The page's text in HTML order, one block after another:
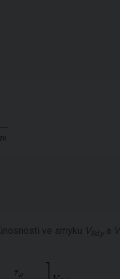
ve smyku VRd,y a V